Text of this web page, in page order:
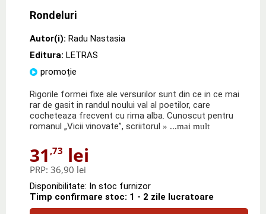
Rondeluri
Autor(i): Radu Nastasia
Editura: LETRAS
promoție
Rigorile formei fixe ale versurilor sunt din ce in ce mai
rar de gasit in randul noului val al poetilor, care
cocheteaza frecvent cu rima alba. Cunoscut pentru
romanul „Vicii vinovate”, scriitorul » ...mai mult
31 ,73 lei
PRP: 36,90 lei
Disponibilitate: In stoc furnizor
Timp confirmare stoc: 1 - 2 zile lucratoare